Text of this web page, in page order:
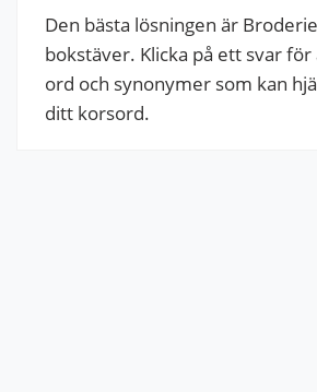
Den bästa lösningen är
bokstäver. Klicka på ett svar
ord och synonymer som kan
ditt korsord.